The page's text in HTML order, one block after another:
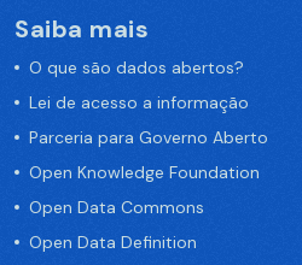
Saiba mais
O que são dados abertos?
Lei de acesso a informação
Parceria para Governo Aberto
Open Knowledge Foundation
Open Data Commons
Open Data Definition